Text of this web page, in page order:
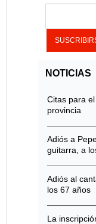
NOTICIAS
Citas para
provincia
Adiós a
guitarra, a
Adiós al
los 67 años
La